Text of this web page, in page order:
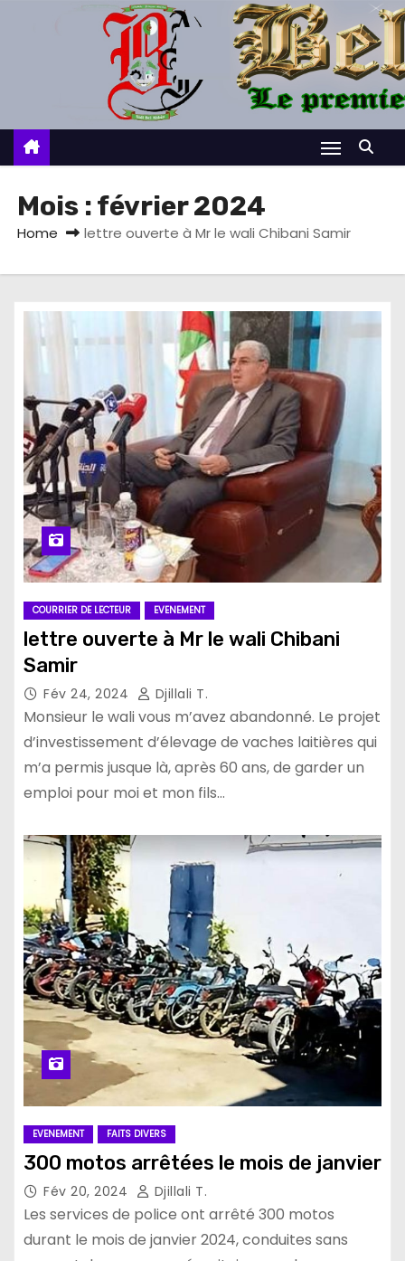
c
Mois :février 2024
Home lettre ouverte à Mr le wali Chibani Samir
COURRIER DE LECTEUR EVENEMENT
lettre ouverte à Mr le wali Chibani
Samir
Fév 24, 2024 Djillali T.
Monsieur le wali vous m’avez abandonné. Le projet
d’investissement d’élevage de vaches laitières qui
m’a permis jusque là, après 60 ans, de garder un
emploi pour moi et mon fils…
EVENEMENT FAITS DIVERS
300 motos arrêtées le mois de janvier
Fév 20, 2024 Djillali T.
Les services de police ont arrêté 300 motos
durant le mois de janvier 2024, conduites sans